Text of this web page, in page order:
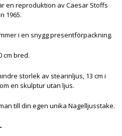
en reproduktion av Caesar Stoffs
1965.
i en snygg presentförpackning.
cm bred.
storlek av stearinljus, 13 cm i
en skulptur utan ljus.
till din egen unika Nagelljusstake.